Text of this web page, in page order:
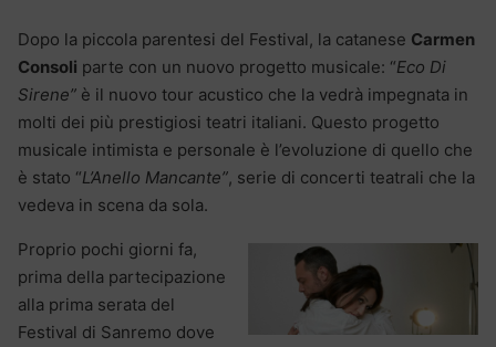
Dopo la piccola parentesi del Festival, la catanese Carmen
Consoli parte con un nuovo progetto musicale: “Eco Di
Sirene” è il nuovo tour acustico che la vedrà impegnata in
molti dei più prestigiosi teatri italiani. Questo progetto
musicale intimista e personale è l’evoluzione di quello che
è stato “L’Anello Mancante”, serie di concerti teatrali che la
vedeva in scena da sola.
Proprio pochi giorni fa,
prima della partecipazione
alla prima serata del
Festival di Sanremo dove